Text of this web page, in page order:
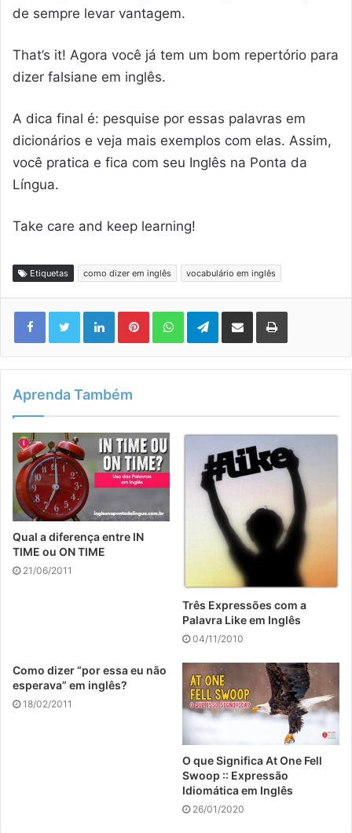
de sempre levar vantagem.
That’s it! Agora você já tem um bom repertório para
dizer falsiane em inglês.
A dica final é: pesquise por essas palavras em
dicionários e veja mais exemplos com elas. Assim,
você pratica e fica com seu Inglês na Ponta da
Língua.
Take care and keep learning!
Etiquetas como dizer em inglês vocabulário em inglês
LinkedinPinterestWhatsAppTelegram
Compartilhar via e-mail Imprimir
Aprenda Também
Qual a diferença entre IN
TIME ou ON TIME
21/06/2011
Três Expressões com a
Palavra Like em Inglês
04/11/2010
Como dizer “por essa eu não
esperava” em inglês?
18/02/2011
O que Significa At One Fell
Swoop :: Expressão
Idiomática em Inglês
26/01/2020